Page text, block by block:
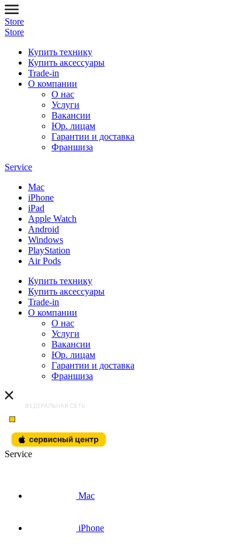
Store
Store
Купить технику
Купить аксессуары
Trade-in
О компании
О нас
Услуги
Вакансии
Юр. лицам
Гарантии и доставка
Франшиза
Service
Mac
iPhone
iPad
Apple Watch
Android
Windows
PlayStation
Air Pods
Купить технику
Купить аксессуары
Trade-in
О компании
О нас
Услуги
Вакансии
Юр. лицам
Гарантии и доставка
Франшиза
Service
Mac
iPhone